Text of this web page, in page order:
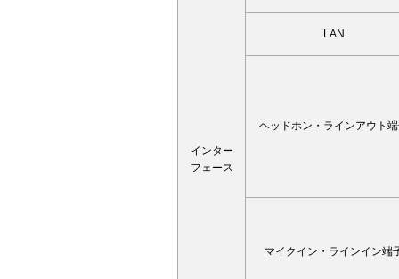
インター
フェース
LAN
ヘッドホン・ラインアウト
マイクイン・ラインイン端